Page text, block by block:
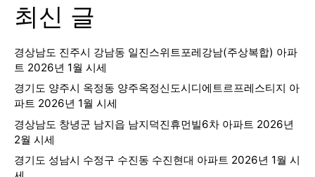
최신 글
경상남도 진주시 강남동 일진스위트포레강남(주상복합) 아파
트 2026년 1월 시세
경기도 양주시 옥정동 양주옥정신도시디에트르프레스티지 아
파트 2026년 1월 시세
경상남도 창녕군 남지읍 남지덕진휴먼빌6차 아파트 2026년
2월 시세
경기도 성남시 수정구 수진동 수진현대 아파트 2026년 1월 시